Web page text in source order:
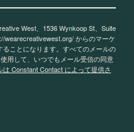
West、1536 Wynkoop St、Suite
wearecreativewest.org/ からのマーケ
ことになります。すべてのメールの
用して、いつでもメール受信の同意
は Constant Contact によって提供さ